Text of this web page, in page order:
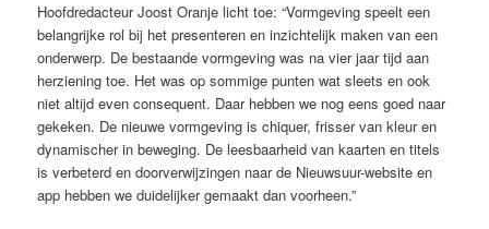
Hoofdredacteur Joost Oranje licht toe: “Vormgeving speelt een
belangrijke rol bij het presenteren en inzichtelijk maken van een
onderwerp. De bestaande vormgeving was na vier jaar tijd aan
herziening toe. Het was op sommige punten wat sleets en ook
niet altijd even consequent. Daar hebben we nog eens goed naar
gekeken. De nieuwe vormgeving is chiquer, frisser van kleur en
dynamischer in beweging. De leesbaarheid van kaarten en titels
is verbeterd en doorverwijzingen naar de Nieuwsuur-website en
app hebben we duidelijker gemaakt dan voorheen.”